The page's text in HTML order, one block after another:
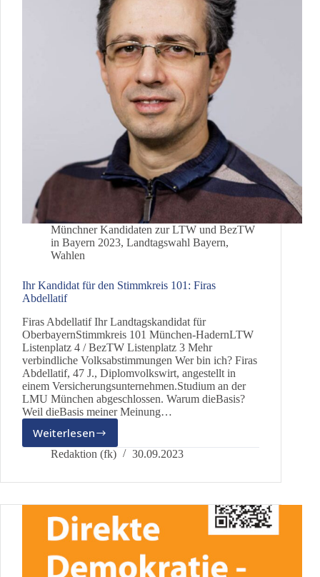
Münchner Kandidaten zur LTW und BezTW
in Bayern 2023, Landtagswahl Bayern,
Wahlen
Ihr Kandidat für den Stimmkreis 101: Firas
Abdellatif
Firas Abdellatif Ihr Landtagskandidat für
OberbayernStimmkreis 101 München-HadernLTW
Listenplatz 4 / BezTW Listenplatz 3 Mehr
verbindliche Volksabstimmungen Wer bin ich? Firas
Abdellatif, 47 J., Diplomvolkswirt, angestellt in
einem Versicherungsunternehmen.Studium an der
LMU München abgeschlossen. Warum dieBasis?
Weil dieBasis meiner Meinung…
Weiterlesen
Ihr
Kandidat
den
Firas
Abdellatif
Redaktion (fk) 30.09.2023